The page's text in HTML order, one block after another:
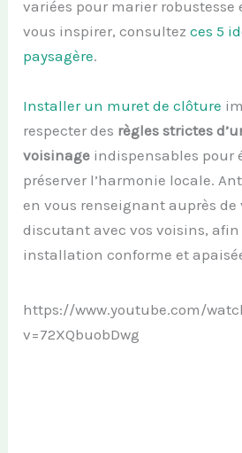
variées pour marier robustesse
vous inspirer, consultezces 5
paysagère.
Installer un muret de clôture
respecter des règles strictes
voisinage indispensables pour
préserver l’harmonie locale.
en vous renseignant auprès de
discutant avec vos voisins,
installation conforme et
https://www.youtube.com/
v=72XQbuobDwg